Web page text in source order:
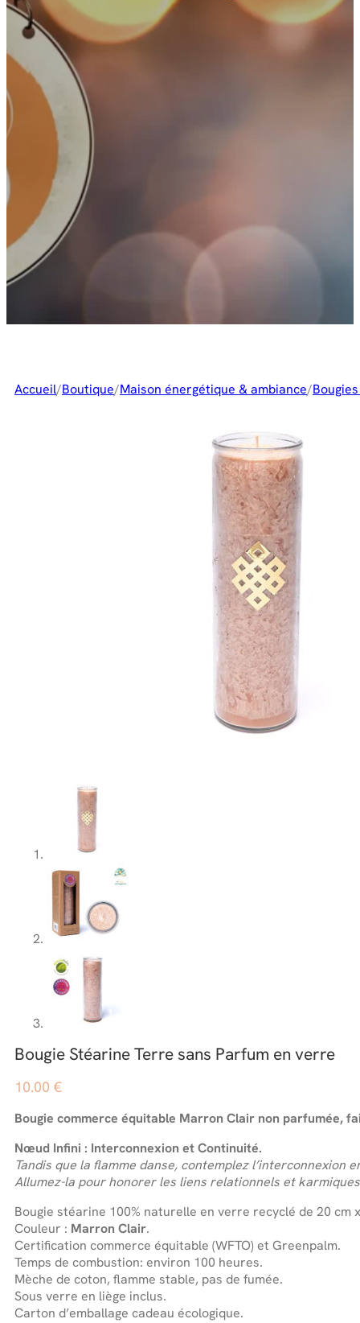
Accueil/Boutique/Maison énergétique & ambiance/
Bougie Stéarine Terre sans Parfum en verre
10.00 €
Bougie commerce équitable Marron Clair non parfumée,
Nœud Infini : Interconnexion et Continuité.
Tandis que la flamme danse, contemplez
Allumez-la pour honorer les liens relationnels et
Bougie stéarine 100% naturelle en verre recyclé de 20 cm
Couleur : Marron Clair.
Certification commerce équitable (WFTO) et Greenpalm.
Temps de combustion: environ 100 heures.
Mèche de coton, flamme stable, pas de fumée.
Sous verre en liège inclus.
Carton d’emballage cadeau écologique.